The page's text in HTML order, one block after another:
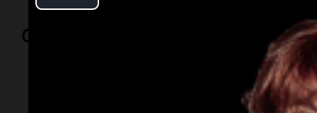
Opinión